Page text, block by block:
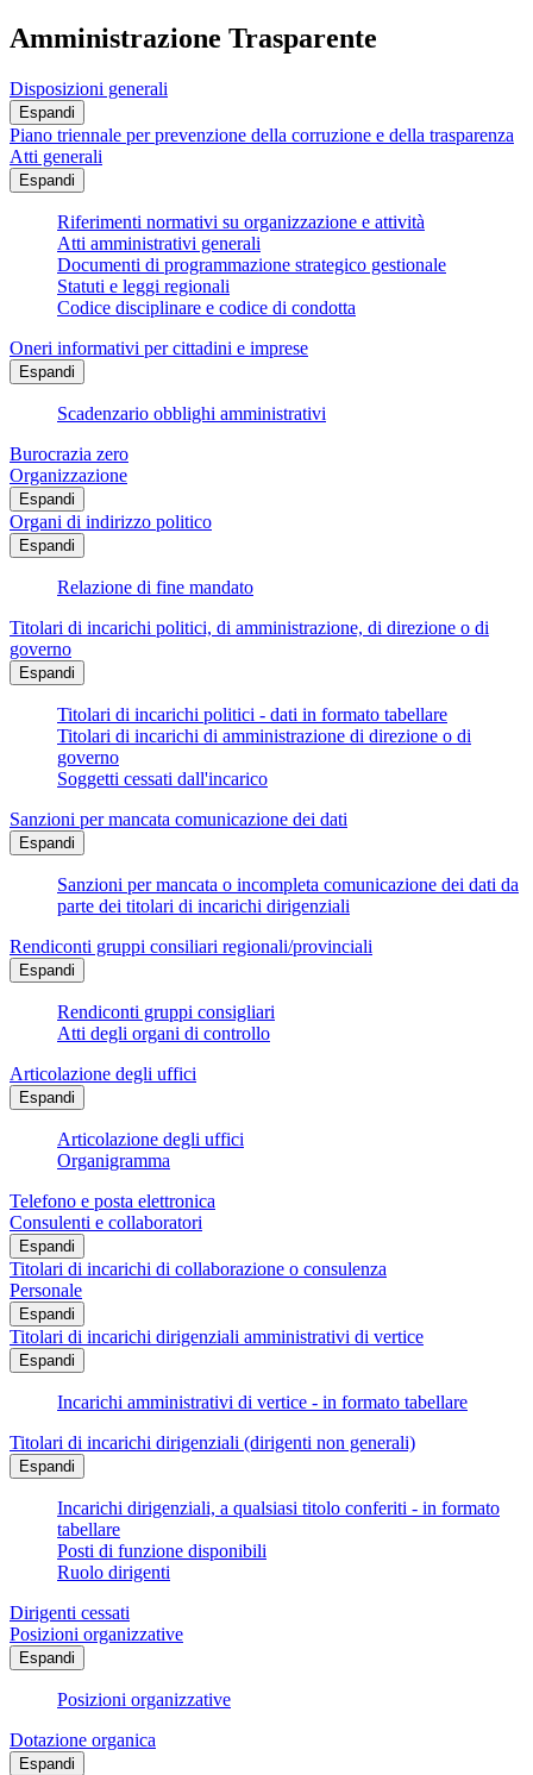
Amministrazione Trasparente
Disposizioni generali
Espandi
Piano triennale per prevenzione della corruzione e della trasparenza
Atti generali
Espandi
Riferimenti normativi su organizzazione e attività
Atti amministrativi generali
Documenti di programmazione strategico gestionale
Statuti e leggi regionali
Codice disciplinare e codice di condotta
Oneri informativi per cittadini e imprese
Espandi
Scadenzario obblighi amministrativi
Burocrazia zero
Organizzazione
Espandi
Organi di indirizzo politico
Espandi
Relazione di fine mandato
Titolari di incarichi politici, di amministrazione, di direzione o di
governo
Espandi
Titolari di incarichi politici - dati in formato tabellare
Titolari di incarichi di amministrazione di direzione o di
governo
Soggetti cessati dall'incarico
Sanzioni per mancata comunicazione dei dati
Espandi
Sanzioni per mancata o incompleta comunicazione dei dati da
parte dei titolari di incarichi dirigenziali
Rendiconti gruppi consiliari regionali/provinciali
Espandi
Rendiconti gruppi consigliari
Atti degli organi di controllo
Articolazione degli uffici
Espandi
Articolazione degli uffici
Organigramma
Telefono e posta elettronica
Consulenti e collaboratori
Espandi
Titolari di incarichi di collaborazione o consulenza
Personale
Espandi
Titolari di incarichi dirigenziali amministrativi di vertice
Espandi
Incarichi amministrativi di vertice - in formato tabellare
Titolari di incarichi dirigenziali (dirigenti non generali)
Espandi
Incarichi dirigenziali, a qualsiasi titolo conferiti - in formato
tabellare
Posti di funzione disponibili
Ruolo dirigenti
Dirigenti cessati
Posizioni organizzative
Espandi
Posizioni organizzative
Dotazione organica
Espandi